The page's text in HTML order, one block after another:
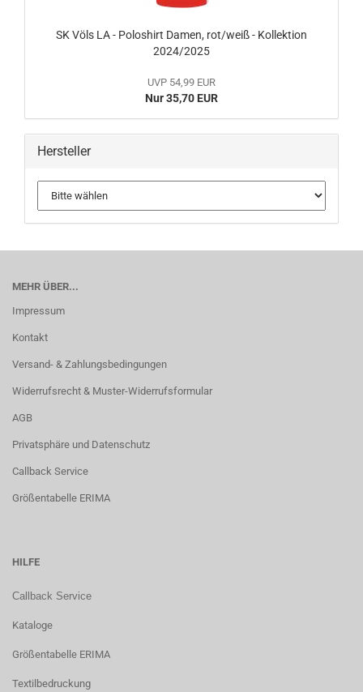
SK Völs LA - Poloshirt Damen, rot/weiß - Kollektion
2024/2025
UVP 54,99 EUR
Nur 35,70 EUR
Hersteller
MEHR ÜBER...
Impressum
Kontakt
Versand- & Zahlungsbedingungen
Widerrufsrecht & Muster-Widerrufsformular
AGB
Privatsphäre und Datenschutz
Callback Service
Größentabelle ERIMA
HILFE
Callback Service
Kataloge
Größentabelle ERIMA
Textilbedruckung